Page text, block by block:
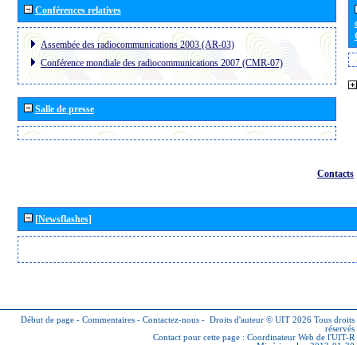
Conférences relatives
Assembée des radiocommunications 2003 (AR-03)
Conférence mondiale des radiocommunications 2007 (CMR-07)
Salle de presse
Contacts
[Newsflashes]
Début de page - Commentaires - Contactez-nous - Droits d'auteur © UIT 2026 Tous droits
réservés
Contact pour cette page : Coordinateur Web de l'UIT-R